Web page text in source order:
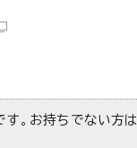
す。お持ちでない方は